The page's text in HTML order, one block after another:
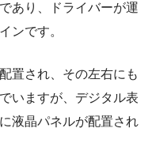
あり、ドライバーが運
ンです。
置され、その左右にも
いますが、デジタル表
液晶パネルが配置され